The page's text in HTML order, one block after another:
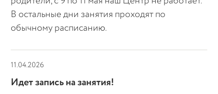
В остальные дни занятия проходят по
обычному расписанию.
11.04.2026
Идет запись на занятия!